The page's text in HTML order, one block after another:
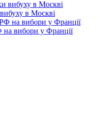
в Москві
на вибори у Франції